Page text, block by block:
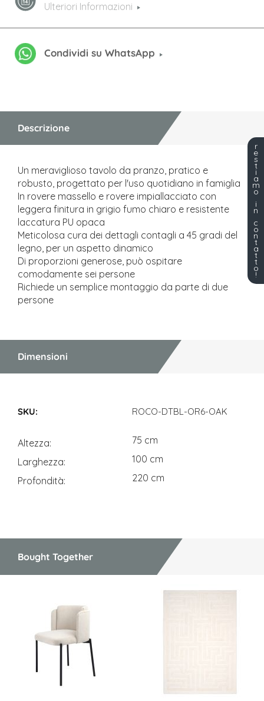
Ulteriori Informazioni
Condividi su WhatsApp
Descrizione
Un meraviglioso tavolo da pranzo, pratico e
robusto, progettato per l'uso quotidiano in famiglia
In rovere massello e rovere impiallacciato con
leggera finitura in grigio fumo chiaro e resistente
laccatura PU opaca
Meticolosa cura dei dettagli contagli a 45 gradi del
legno, per un aspetto dinamico
Di proporzioni generose, può ospitare
comodamente sei persone
Richiede un semplice montaggio da parte di due
persone
Dimensioni
ROCO-DTBL-OR6-OAK
Altezza
75 cm
Larghezza
100 cm
Profondità
220 cm
Bought Together
r
e
s
t
i
a
m
o
i
n
c
o
n
t
a
t
t
o
!